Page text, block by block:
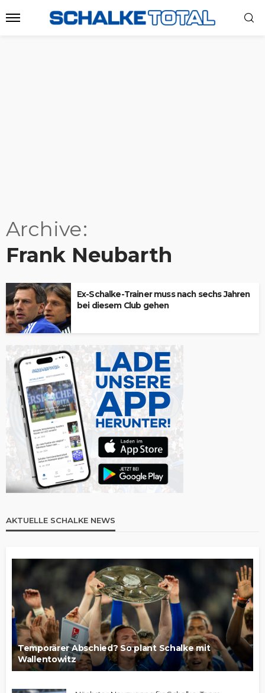
Archive
Frank Neubarth
Ex-Schalke-Trainer muss nach sechs Jahren
bei diesem Club gehen
AKTUELLE SCHALKE NEWS
Temporärer Abschied? So plant Schalke mit
Wallentowitz